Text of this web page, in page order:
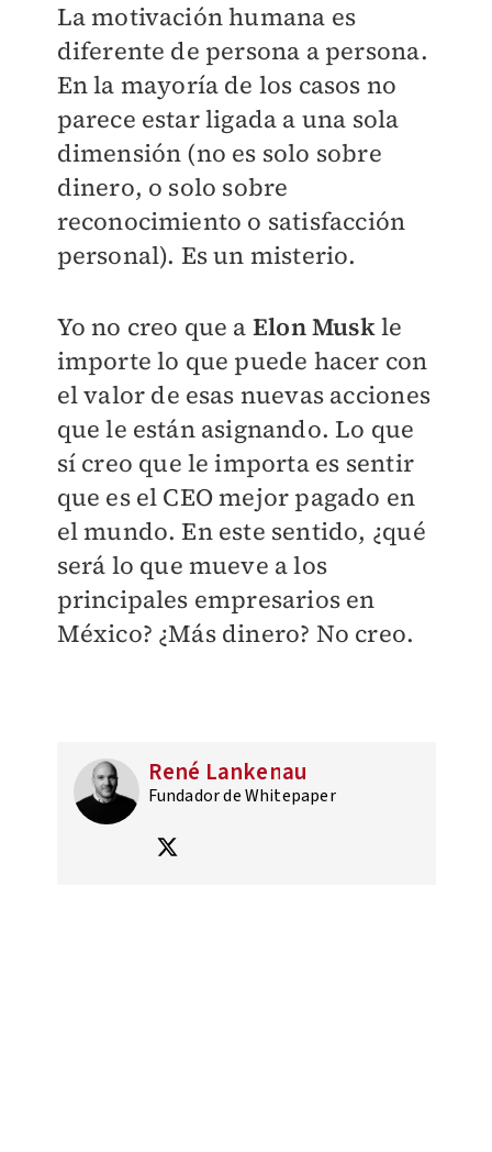
La motivación humana es
diferente de persona a persona.
En la mayoría de los casos no
parece estar ligada a una sola
dimensión (no es solo sobre
dinero, o solo sobre
reconocimiento o satisfacción
personal). Es un misterio.
Yo no creo que a Elon Muskle
importe lo que puede hacer con
el valor de esas nuevas acciones
que le están asignando. Lo que
sí creo que le importa es sentir
que es el CEO mejor pagado en
el mundo. En este sentido, ¿qué
será lo que mueve a los
principales empresarios en
México? ¿Más dinero? No creo.
René Lankenau
Fundador de Whitepaper